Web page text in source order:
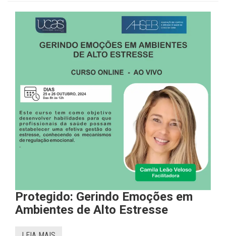
Protegido: Gerindo Emoções em
Ambientes de Alto Estresse